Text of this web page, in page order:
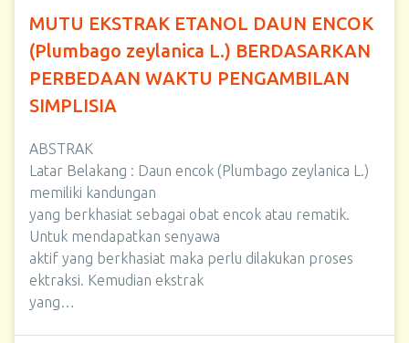
MUTU EKSTRAK ETANOL DAUN ENCOK
(Plumbago zeylanica L.) BERDASARKAN
PERBEDAAN WAKTU PENGAMBILAN
SIMPLISIA
ABSTRAK
Latar Belakang : Daun encok (Plumbago zeylanica L.)
memiliki kandungan
yang berkhasiat sebagai obat encok atau rematik.
Untuk mendapatkan senyawa
aktif yang berkhasiat maka perlu dilakukan proses
ektraksi. Kemudian ekstrak
yang…